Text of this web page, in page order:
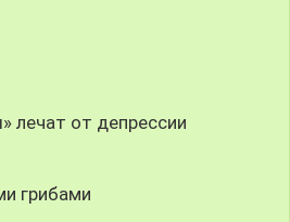
лечат от депрессии
грибами